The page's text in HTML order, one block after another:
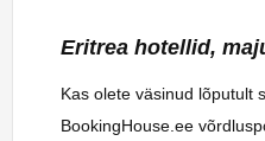
Eritrea hotellid,
Kas olete väsinud lõputult
BookingHouse.ee